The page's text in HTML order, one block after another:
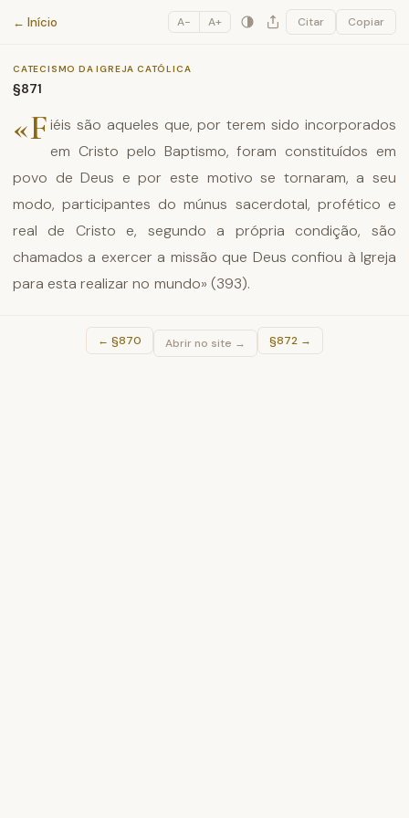
Catecismo da Igreja Católica
← Início A− A+ Citar Copiar
CATECISMO DA IGREJA CATÓLICA
§871
«Fiéis são aqueles que, por terem sido incorporados
em Cristo pelo Baptismo, foram constituídos em
povo de Deus e por este motivo se tornaram, a seu
modo, participantes do múnus sacerdotal, profético e
real de Cristo e, segundo a própria condição, são
chamados a exercer a missão que Deus confiou à Igreja
para esta realizar no mundo» (393).
← §870 Abrir no site → §872 →